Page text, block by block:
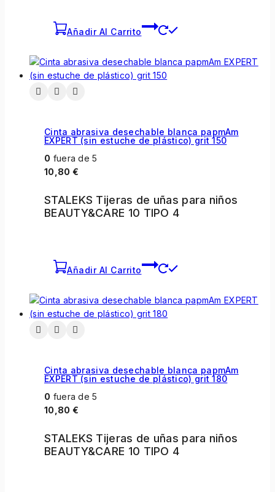
Añadir Al Carrito
Cinta abrasiva desechable blanca papmAm
EXPERT (sin estuche de plástico) grit 150
0 fuera de 5
10,80 €
STALEKS Tijeras de uñas para niños
BEAUTY&CARE 10 TIPO 4
Añadir Al Carrito
Cinta abrasiva desechable blanca papmAm
EXPERT (sin estuche de plástico) grit 180
0 fuera de 5
10,80 €
STALEKS Tijeras de uñas para niños
BEAUTY&CARE 10 TIPO 4